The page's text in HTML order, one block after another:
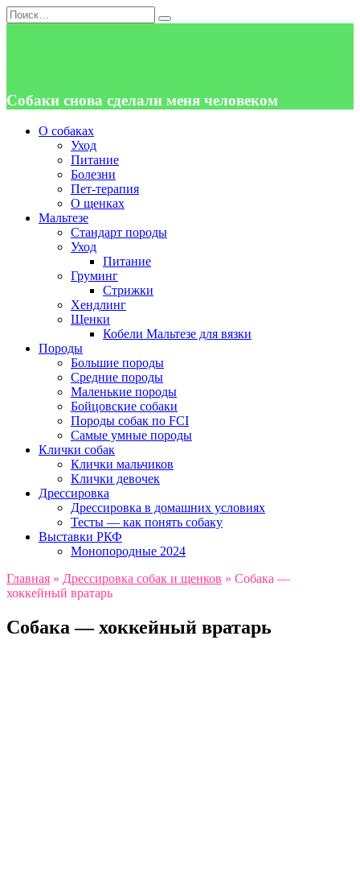
Перейти
к
Search
for:
Собаки снова сделали меня человеком
О собаках
Уход
Питание
Болезни
Пет-терапия
О щенках
Мальтезе
Стандарт породы
Уход
Питание
Груминг
Стрижки
Хендлинг
Щенки
Кобели Мальтезе для вязки
Породы
Большие породы
Средние породы
Маленькие породы
Бойцовские собаки
Породы собак по FCI
Самые умные породы
Клички собак
Клички мальчиков
Клички девочек
Дрессировка
Дрессировка в домашних условиях
Тесты — как понять собаку
Выставки РКФ
Монопородные 2024
Главная » Дрессировка собак и щенков » Собака —
хоккейный вратарь
Собака — хоккейный вратарь